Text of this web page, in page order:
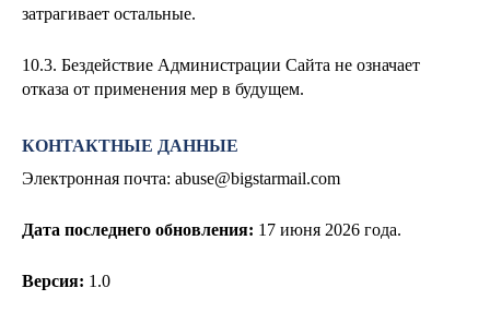
затрагивает остальные.
10.3. Бездействие Администрации Сайта не означает
отказа от применения мер в будущем.
КОНТАКТНЫЕ ДАННЫЕ
Электронная почта: abuse@bigstarmail.com
Дата последнего обновления: 17 июня 2026 года.
Версия: 1.0